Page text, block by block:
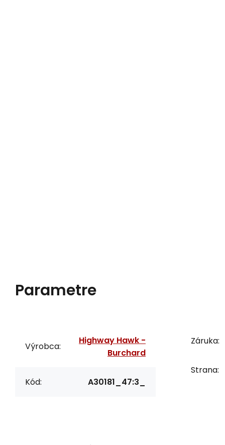
Parametre
Výrobca:
Highway Hawk -
Burchard
Kód: A30181_47:3_
Záruka:
Strana: